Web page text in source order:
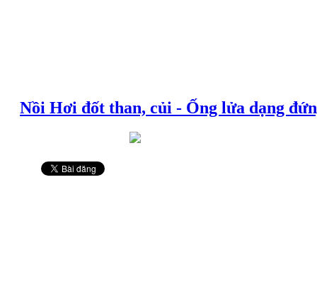
Nồi Hơi đốt than, củi - Ống lửa dạng